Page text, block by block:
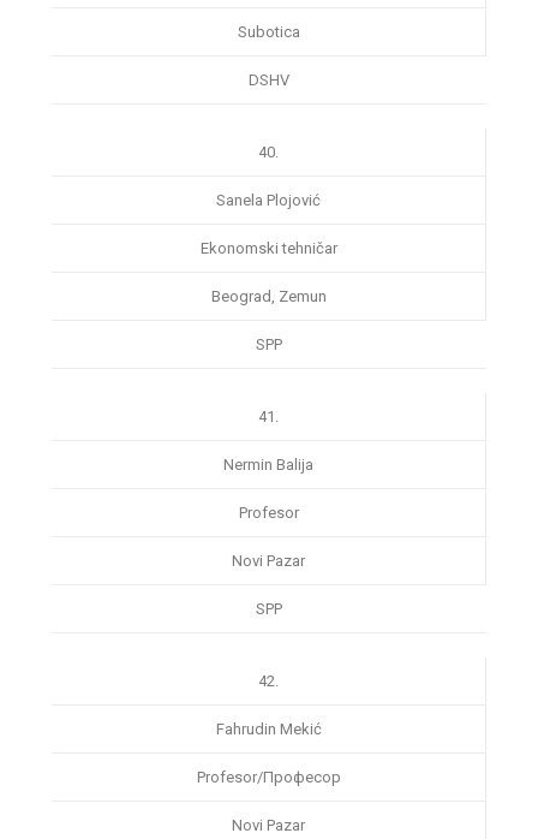
Subotica
DSHV
40.
Sanela Plojović
Ekonomski tehničar
Beograd, Zemun
SPP
41.
Nermin Balija
Profesor
Novi Pazar
SPP
42.
Fahrudin Mekić
Profesor/Професор
Novi Pazar